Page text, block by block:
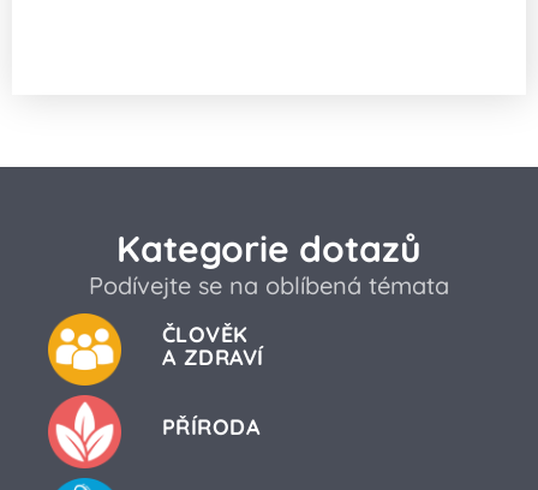
Kategorie dotazů
Podívejte se na oblíbená témata
ČLOVĚK
A ZDRAVÍ
PŘÍRODA